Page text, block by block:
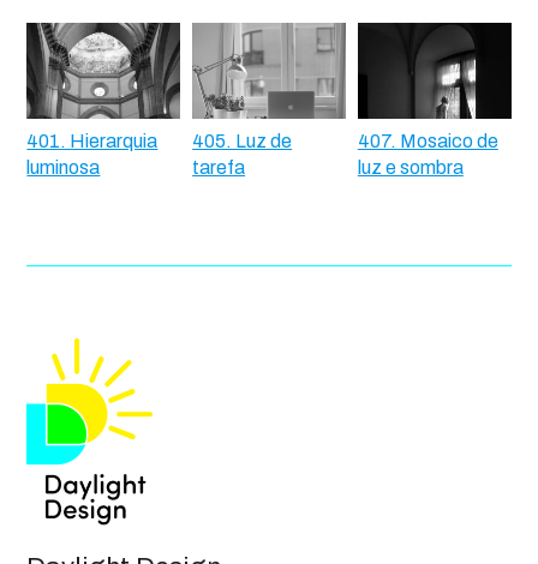
401. Hierarquia
luminosa
405. Luz de
tarefa
407. Mosaico de
luz e sombra